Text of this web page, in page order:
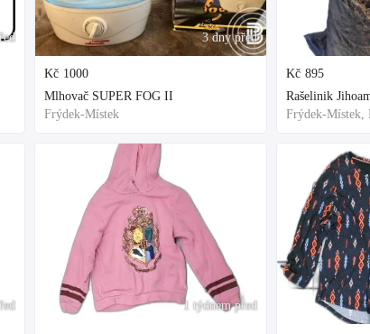
3 dny před
Kč 1000
Mlhovač SUPER FOG II
Frýdek-Místek
1 týdnem před
Kč 895